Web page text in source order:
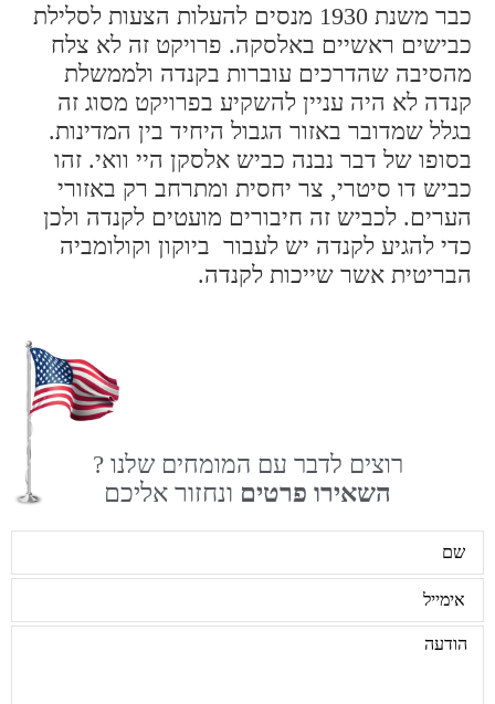
כבר משנת 1930 מנסים להעלות הצעות לסלילת
כבישים ראשיים באלסקה. פרויקט זה לא צלח
מהסיבה שהדרכים עוברות בקנדה ולממשלת
קנדה לא היה עניין להשקיע בפרויקט מסוג זה
בגלל שמדובר באזור הגבול היחיד בין המדינות.
בסופו של דבר נבנה כביש אלסקן היי וואי. זהו
כביש דו סיטרי, צר יחסית ומתרחב רק באזורי
הערים. לכביש זה חיבורים מועטים לקנדה ולכן
כדי להגיע לקנדה יש לעבור ביוקון וקולומביה
הבריטית אשר שייכות לקנדה.
רוצים לדבר עם המומחים שלנו ?
השאירו פרטים ונחזור אליכם